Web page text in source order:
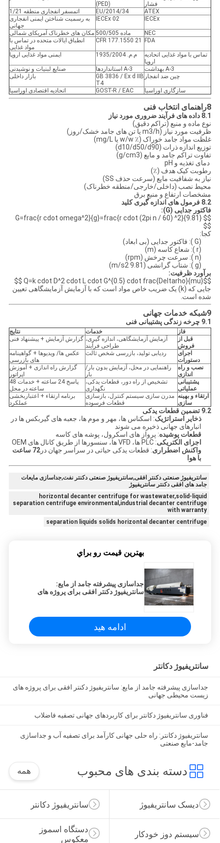
فشار
(PED)
ATEX
2014/34/EU
اتمسفر انفجاری منطقه 1/21
IECEx
IECEx 02
به رسمیت شناختن ایمنی انفجاری
جهانی
NEC
ماده 500/505
مکان های خطرناک آمریکای شمالی
FDA
21 CFR 177.1550
انطباق ایالات متحده در تماس با
مواد غذایی
تماس با مواد غذایی اتحادیه
اروپا
م.م. 1935/2004 ایمنی مواد غذایی اروپا
3-A بهداشت 3-A استانداردها
صنایع لبنیات و نوشیدنی
چين ضد انفجار GB 3836 / Ex d IIB
T4
بازار داخلی
سازگاری اوراسیا GOST-R / EAC اتحادیه اقتصادی اوراسیا
8راهنمای انتخاب فنی
8.1 داده های فرآیند ضروری مورد نیاز
نوع ماده و منبع (تراکم دقیق)
ظرفیت مورد نیاز (m3/h یا تن های جامد خشک/روز)
غلظت مواد جامد خوراک (٪ w/w یا mg/L)
توزیع اندازه ذرات (d10/d50/d90)
تفاوت تراکم جامد و مایع (g/cm3)
️ دمای تغذیه و pH
رطوبت کیک هدف (٪)
نیاز به شفافیت مایع (سرعت حذف SS)
محیط نصب (داخلی/خارجی/منطقه خطرناک)
مشخصات ارتفاع و منبع برق
8.2 فرمول های اندازه گیری کلید
فاکتور جدایی (G):
$$ G=frac{r cdot omega^2}{g}=frac{r cdot (2pi n / 60) ^2}{9.81}
$$
کجا:
(G ): فاکتور جدایی (بی ابعاد)
(r ): شعاع کاسه (m)
(n ): سرعت چرخش (rpm)
(g ): شتاب گرانشی (9.81 m/s2)
برآورد ظرفیت:
$$Q=k cdot D^2 cdot L cdot G^{0.5} cdot frac{Deltarho}{mu} $$
جایی که (k) یک ضریب خاص مواد است که با آزمایش آزمایشگاهی تعیین
شده است.
9شبکه خدمات جهانی
9.1 چرخه زندگی پشتیبانی فنی
فاز خدمات
نتایج
قبل از
فروش
آزمایش آزمایشگاهی، اندازه گیری،
طراحی فرآیند
گزارش آزمایش + پیشنهاد فنی
اجرای
دستورات
ردیابی تولید، بازرسی شخص ثالث
عکس ها/ ویدیوها + گواهینامه
های بازرسی
نصب و راه
اندازی
راهنمایی در محل، آزمایش بدون بار/
بار
گزارش راه اندازی + آموزش
اپراتور
پشتیبانی
عملیاتی
تشخیص از راه دور، قطعات یدکی،
نگهداری
پاسخ 24 ساعته + خدمات 48
ساعته در محل
ارتقاء و بهینه
سازی
مدرن سازی سیستم کنترل، بازسازی
قطعات فرسوده
برنامه ارتقاء + اعتباربخشی
عملکرد
9.2 تضمین قطعات یدکی
ذخایر استراتژیک: اسکناس ها، مهر و موم ها، جعبه های گیربکس ها در
انبارهای جهانی ذخیره می شوند
قطعات پوشیده: پرواز های اسکرول، پوشه های کاسه
اجزای الکتریکی: PLC ها، VFD ها، سنسورها از طریق کانال های OEM
واکنش اضطراری: قطعات یدکی حیاتی در سراسر جهان در
72 ساعت
با هوا
سانتریفیوژ صنعتی دکنتر افقی,سانتریفیوژ صنعتی دکنتر نفت,جداسازی مایعات
جامد های افقی دکنتر سانتریفیوژ
horizontal decanter centrifuge for wastewater,solid-liquid
separation centrifuge environmental,industrial decanter centrifuge
with warranty
separation liquids solids horizontal decanter centrifuge
بهترين قيمت رو براي
جداسازی پیشرفته جامد از مایع:
سانتریفیوژ دکنتر افقی برای پروژه های
ادامه هید
سانتریفیوژ دکانتر
جداسازی پیشرفته جامد از مایع: سانتریفیوژ دکنتر افقی برای پروژه های
زیست محیطی جهانی
فناوری سانتریفیوژ دکانتر برای کاربردهای جهانی تصفیه فاضلاب
سانتریفیوژ دکانتر: راه حلی جهانی کارآمد برای تصفیه آب و جداسازی
جامد-مایع صنعتی
دسته بندی های محبوب همه
سانتریفیوژ دکانتر دیسک سانتریفیوژ
دستگاه اسموز
معکوس
سیستم دوز خودکار